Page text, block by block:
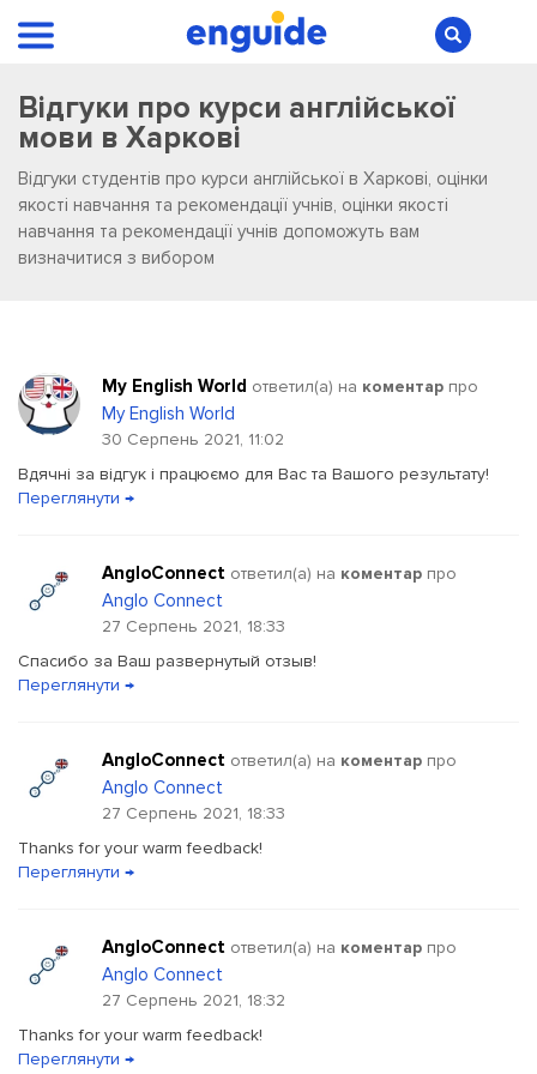
Відгуки про курси англійської
мови в Харкові
Відгуки студентів про курси англійської в Харкові, оцінки
якості навчання та рекомендації учнів, оцінки якості
навчання та рекомендації учнів допоможуть вам
визначитися з вибором
My English World ответил(a) на коментар про
My English World
30 Серпень 2021, 11:02
Вдячні за відгук і працюємо для Вас та Вашого результату!
Переглянути →
AngloConnect ответил(a) на коментар про
Anglo Connect
27 Серпень 2021, 18:33
Спасибо за Ваш развернутый отзыв!
Переглянути →
AngloConnect ответил(a) на коментар про
Anglo Connect
27 Серпень 2021, 18:33
Thanks for your warm feedback!
Переглянути →
AngloConnect ответил(a) на коментар про
Anglo Connect
27 Серпень 2021, 18:32
Thanks for your warm feedback!
Переглянути →